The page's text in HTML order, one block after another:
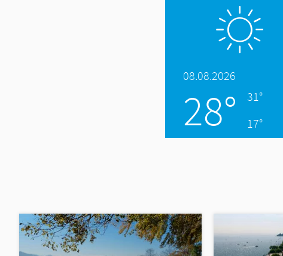
08.08.2026
28°
31°
17°